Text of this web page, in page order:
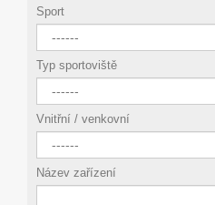
Sport
Typ sportoviště
Vnitřní / venkovní
Název zařízení